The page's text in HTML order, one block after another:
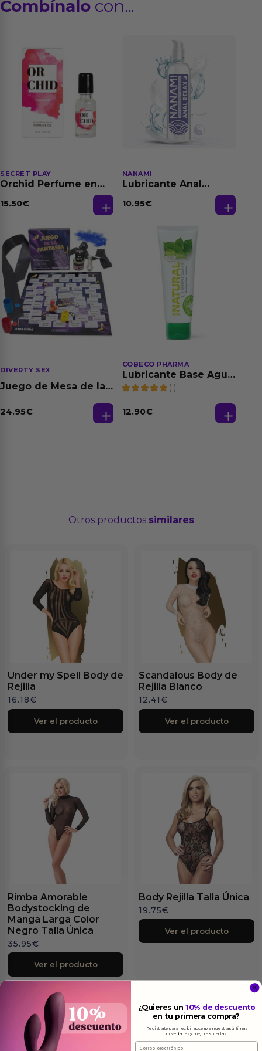
Combínalo con...
SECRET PLAY
Orchid Perfume en
Feromonas 20 ml
15.50€
NANAMI
Lubricante Anal
Dilatación Base Agua
10.95€
DIVERTY SEX
Juego de Mesa de las
24.95€
COBECO PHARMA
Lubricante Base Agua
100% Natural 125 ml
(1)
12.90€
Otros productos similares
Under my Spell Body de
Rejilla
16.18€
Ver el producto
Scandalous Body de
Rejilla Blanco
12.41€
Ver el producto
Rimba Amorable
Bodystocking de
Manga Larga Color
Negro Talla Única
35.95€
Ver el producto
Body Rejilla Talla Única
19.75€
Ver el producto
¿Quieres un10% de descuento
en tu primera compra?
Regístrate para recibir acceso a nuestras últimas
novedades y mejores ofertas.
Email